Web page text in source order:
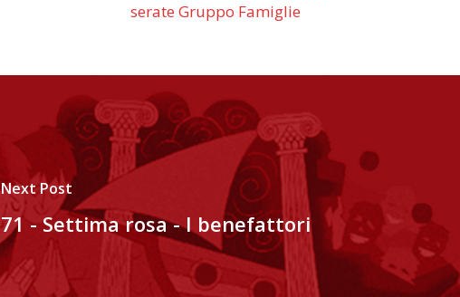
serate Gruppo Famiglie
Next Post
71 - Settima rosa - I benefattori